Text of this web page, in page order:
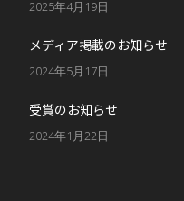
2025年4月19日
メディア掲載のお知らせ
2024年5月17日
受賞のお知らせ
2024年1月22日